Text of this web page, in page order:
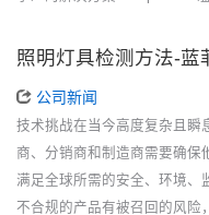
照明灯具检测方法-蓝
公司新闻
技术挑战在当今高度复杂且瞬
商、分销商和制造商需要确保
满足全球所需的安全、环境、
不合规的产品有被召回的风险